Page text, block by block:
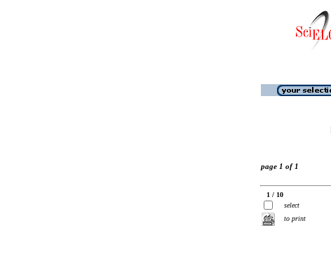
page 1 of 1
1 / 10
select
to print